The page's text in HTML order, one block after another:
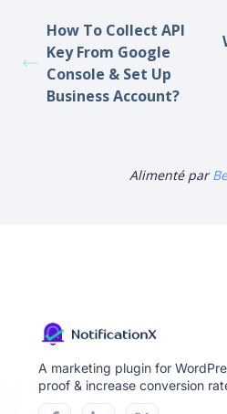
How To Collect API
Key From Google
Console & Set Up
Business Account?
Alimenté par
A marketing plugin for
proof & increase conversion